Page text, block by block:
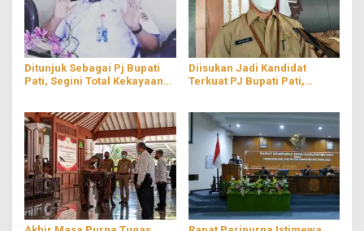
Ditunjuk Sebagai Pj Bupati
Pati, Segini Total Kekayaan
Diisukan Jadi Kandidat
Terkuat PJ Bupati Pati,